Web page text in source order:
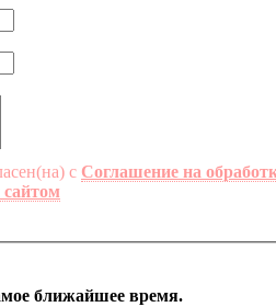
с Соглашение на
ближайшее время.